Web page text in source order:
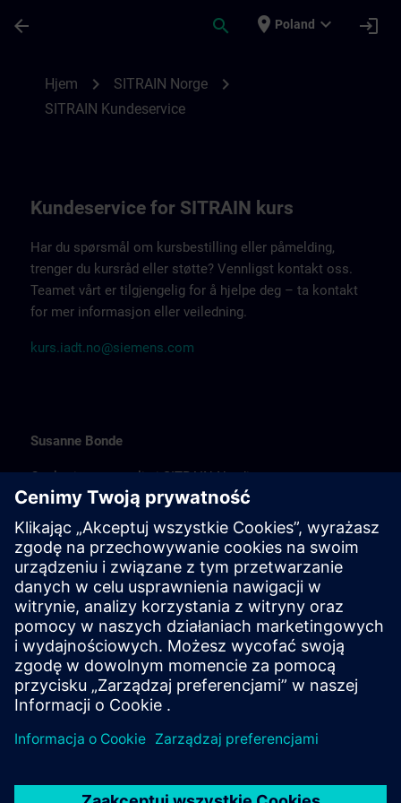
arrow_back search place Poland expand_more login
Hjem chevron_right SITRAIN Norge chevron_right
SITRAIN Kundeservice
Kundeservice for SITRAIN kurs
Har du spørsmål om kursbestilling eller påmelding,
trenger du kursråd eller støtte? Vennligst kontakt oss.
Teamet vårt er tilgjengelig for å hjelpe deg – ta kontakt
for mer informasjon eller veiledning.
kurs.iadt.no@siemens.com
Susanne Bonde
Opplæringsansvarlig i SITRAIN Nordice
susanne.bonde@siemens.com